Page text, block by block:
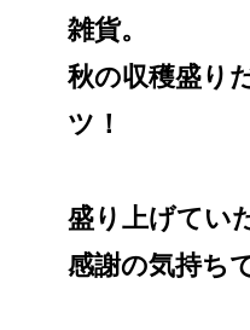
雑貨。
秋の収穫盛り
ツ！
盛り上げてい
感謝の気持ち